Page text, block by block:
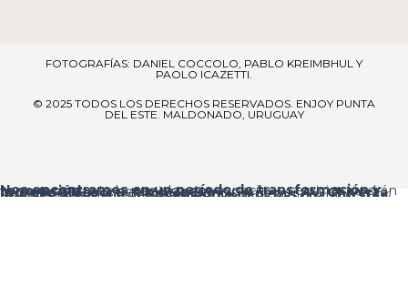
FOTOGRAFÍAS: DANIEL COCCOLO, PABLO KREIMBHUL Y
PAOLO ICAZETTI.
© 2025 TODOS LOS DERECHOS RESERVADOS​. ENJOY PUNTA
DEL ESTE. MALDONADO, URUGUAY
Nos encontramos en un período de transformación y renovación
, por lo que algunos espacios y servicios podrán verse temporalmente ajustados.
Ingreso al resort:el acceso principal es porAv. Chiverta
, donde encontrarás laRecepciónal ingresar.
Agradecemos tu comprensión y te pedimos disculpas por las molestias que estas mejoras puedan ocasionar.